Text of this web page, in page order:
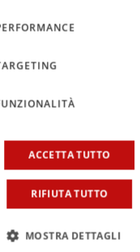
Ceo di Villa
ancora tutto top-
composta da un
preziose bottiglie: un
dosage, a
Divina Commedia e
al Paradiso,
il Purgatorio.
omaggio al più
sguardo sulle
di aiuto. Tutto in
speciale.
ACCETTA TUTTO
RIFIUTA TUTTO
MOSTRA DETTAGLI